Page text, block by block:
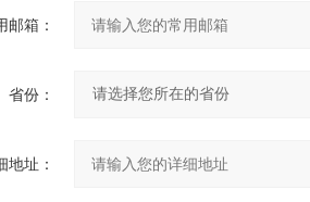
邮箱：
省份：
地址：